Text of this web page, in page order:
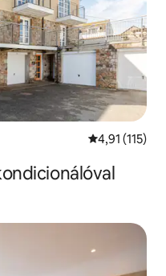
Átlagos
4,91 (115)